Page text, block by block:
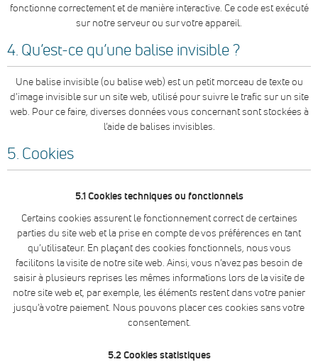
fonctionne correctement et de manière interactive. Ce code est exécuté
sur notre serveur ou sur votre appareil.
4. Qu’est-ce qu’une balise invisible ?
Une balise invisible (ou balise web) est un petit morceau de texte ou
d’image invisible sur un site web, utilisé pour suivre le trafic sur un site
web. Pour ce faire, diverses données vous concernant sont stockées à
l’aide de balises invisibles.
5. Cookies
5.1 Cookies techniques ou fonctionnels
Certains cookies assurent le fonctionnement correct de certaines
parties du site web et la prise en compte de vos préférences en tant
qu’utilisateur. En plaçant des cookies fonctionnels, nous vous
facilitons la visite de notre site web. Ainsi, vous n’avez pas besoin de
saisir à plusieurs reprises les mêmes informations lors de la visite de
notre site web et, par exemple, les éléments restent dans votre panier
jusqu’à votre paiement. Nous pouvons placer ces cookies sans votre
consentement.
5.2 Cookies statistiques